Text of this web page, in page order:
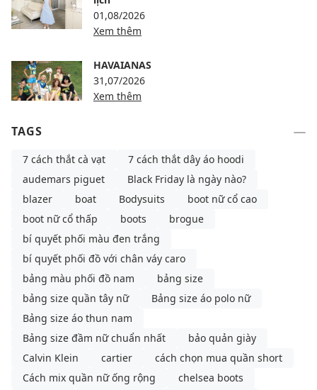
01,08/2026
Xem thêm
HAVAIANAS
31,07/2026
Xem thêm
TAGS
7 cách thắt cà vạt
7 cách thắt dây áo hoodi
audemars piguet
Black Friday là ngày nào?
blazer
boat Bodysuits
boot nữ cổ cao
boot nữ cổ thấp
boots
brogue
bí quyết phối màu đen trắng
bí quyết phối đồ với chân váy caro
bảng màu phối đồ nam
bảng size
bảng size quần tây nữ
Bảng size áo polo nữ
Bảng size áo thun nam
Bảng size đầm nữ chuẩn nhất
bảo quản giày
Calvin Klein
cartier
cách chọn mua quần short
Cách mix quần nữ ống rộng
chelsea boots